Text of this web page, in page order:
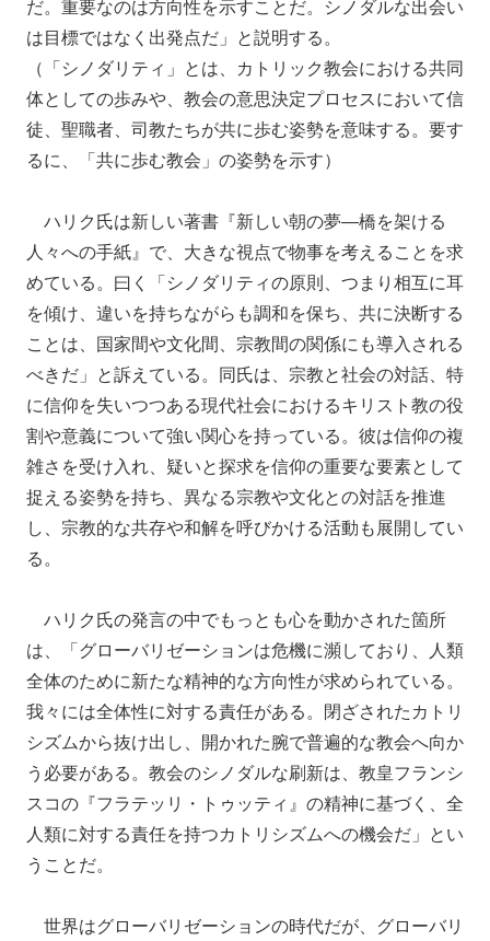
だ。重要なのは方向性を示すことだ。シノダルな出会い
は目標ではなく出発点だ」と説明する。
（「シノダリティ」とは、カトリック教会における共同
体としての歩みや、教会の意思決定プロセスにおいて信
徒、聖職者、司教たちが共に歩む姿勢を意味する。要す
るに、「共に歩む教会」の姿勢を示す）
ハリク氏は新しい著書『新しい朝の夢―橋を架ける
人々への手紙』で、大きな視点で物事を考えることを求
めている。曰く「シノダリティの原則、つまり相互に耳
を傾け、違いを持ちながらも調和を保ち、共に決断する
ことは、国家間や文化間、宗教間の関係にも導入される
べきだ」と訴えている。同氏は、宗教と社会の対話、特
に信仰を失いつつある現代社会におけるキリスト教の役
割や意義について強い関心を持っている。彼は信仰の複
雑さを受け入れ、疑いと探求を信仰の重要な要素として
捉える姿勢を持ち、異なる宗教や文化との対話を推進
し、宗教的な共存や和解を呼びかける活動も展開してい
る。
ハリク氏の発言の中でもっとも心を動かされた箇所
は、「グローバリゼーションは危機に瀕しており、人類
全体のために新たな精神的な方向性が求められている。
我々には全体性に対する責任がある。閉ざされたカトリ
シズムから抜け出し、開かれた腕で普遍的な教会へ向か
う必要がある。教会のシノダルな刷新は、教皇フランシ
スコの『フラテッリ・トゥッティ』の精神に基づく、全
人類に対する責任を持つカトリシズムへの機会だ」とい
うことだ。
世界はグローバリゼーションの時代だが、グローバリ